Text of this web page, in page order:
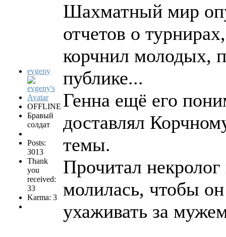
evgeny
OFFLINE
Бравый
солдат
Posts:
3013
Thank
you
received:
33
Karma: 3
Шахматный мир
отчетов о
корчнил молодых,
публике...
Генна ещё его
доставлял
темы.
Прочитал некролог
молилась, чтобы
ухаживать за